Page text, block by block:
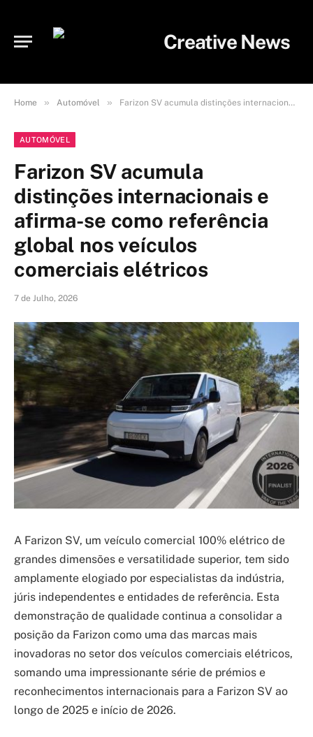
Home » Automóvel » Farizon SV acumula distinções internacionais e afirma-se como referência global nos veículos comerciais elétricos
AUTOMÓVEL
Farizon SV acumula
distinções internacionais e
afirma-se como referência
global nos veículos
comerciais elétricos
7 de Julho, 2026
A Farizon SV, um veículo comercial 100% elétrico de
grandes dimensões e versatilidade superior, tem sido
amplamente elogiado por especialistas da indústria,
júris independentes e entidades de referência. Esta
demonstração de qualidade continua a consolidar a
posição da Farizon como uma das marcas mais
inovadoras no setor dos veículos comerciais elétricos,
somando uma impressionante série de prémios e
reconhecimentos internacionais para a Farizon SV ao
longo de 2025 e início de 2026.